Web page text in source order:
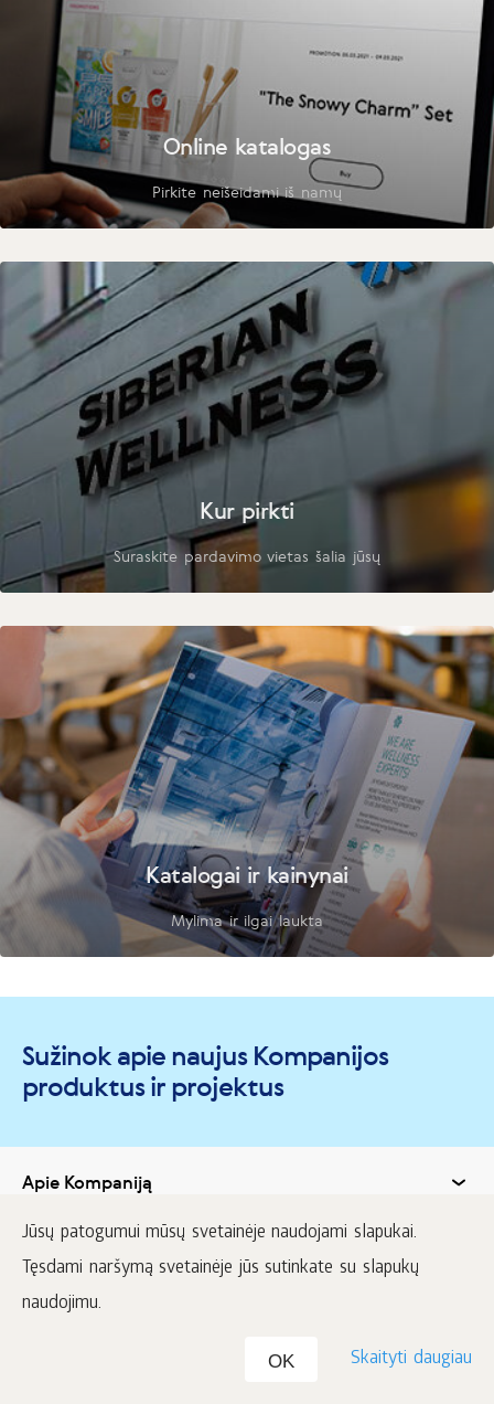
Jūsų patogumui mūsų svetainėje naudojami slapukai.
Tęsdami naršymą svetainėje jūs sutinkate su slapukų
naudojimu.
OK Skaityti daugiau
Online katalogas
Pirkite neišeidami iš namų
Kur pirkti
Suraskite pardavimo vietas šalia jūsų
Katalogai ir kainynai
Mylima ir ilgai laukta
Sužinok apie naujus Kompanijos
produktus ir projektus
Apie Kompaniją
Pirkite pelningai